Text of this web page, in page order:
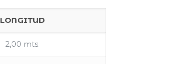
LONGITUD
2,00 mts.